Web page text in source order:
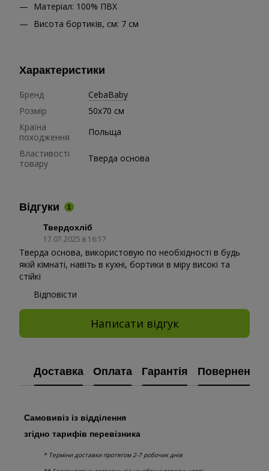
Матеріал: 100% ПВХ
Висота бортиків, см: 7 см
Характеристики
Бренд
CebaBaby
Розмір
50х70 см
Країна
походження
Польща
Властивості
товару
Тверда основа
Відгуки 1
Твердохліб
17.07.2025 в 16:17
Тверда основа, використовую по необхідності в будь
якій кімнаті, навіть в кухні, бортики в міру високі та
стійкі
Відповісти
Написати відгук
Доставка Оплата Гарантія Повернення
Самовивіз із відділення
згідно тарифів перевізника
* Терміни доставки протягом 2-7 робочих днів